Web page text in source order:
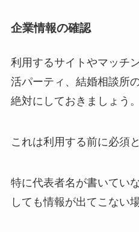
企業情報の確認
利用するサイトやマッチ
活パーティ、結婚相談所
絶対にしておきましょう。
これは利用する前に必須
特に代表者名が書いてい
しても情報が出てこない